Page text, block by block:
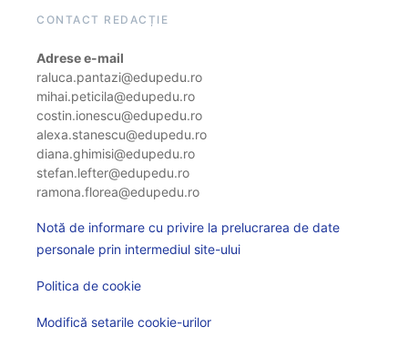
CONTACT REDACȚIE
Adrese e-mail
raluca.pantazi@edupedu.ro
mihai.peticila@edupedu.ro
costin.ionescu@edupedu.ro
alexa.stanescu@edupedu.ro
diana.ghimisi@edupedu.ro
stefan.lefter@edupedu.ro
ramona.florea@edupedu.ro
Notă de informare cu privire la prelucrarea de date
personale prin intermediul site-ului
Politica de cookie
Modifică setarile cookie-urilor